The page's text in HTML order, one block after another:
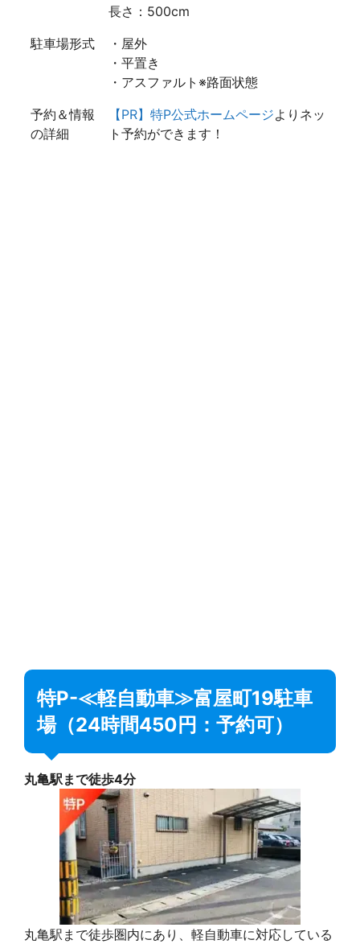
長さ：500cm
駐車場形式
・屋外
・平置き
・アスファルト※路面状態
予約＆情報
の詳細
【PR】特P公式ホームページよりネッ
ト予約ができます！
特P-≪軽自動車≫富屋町19駐車
場（24時間450円：予約可）
丸亀駅まで徒歩4分
丸亀駅まで徒歩圏内にあり、軽自動車に対応している